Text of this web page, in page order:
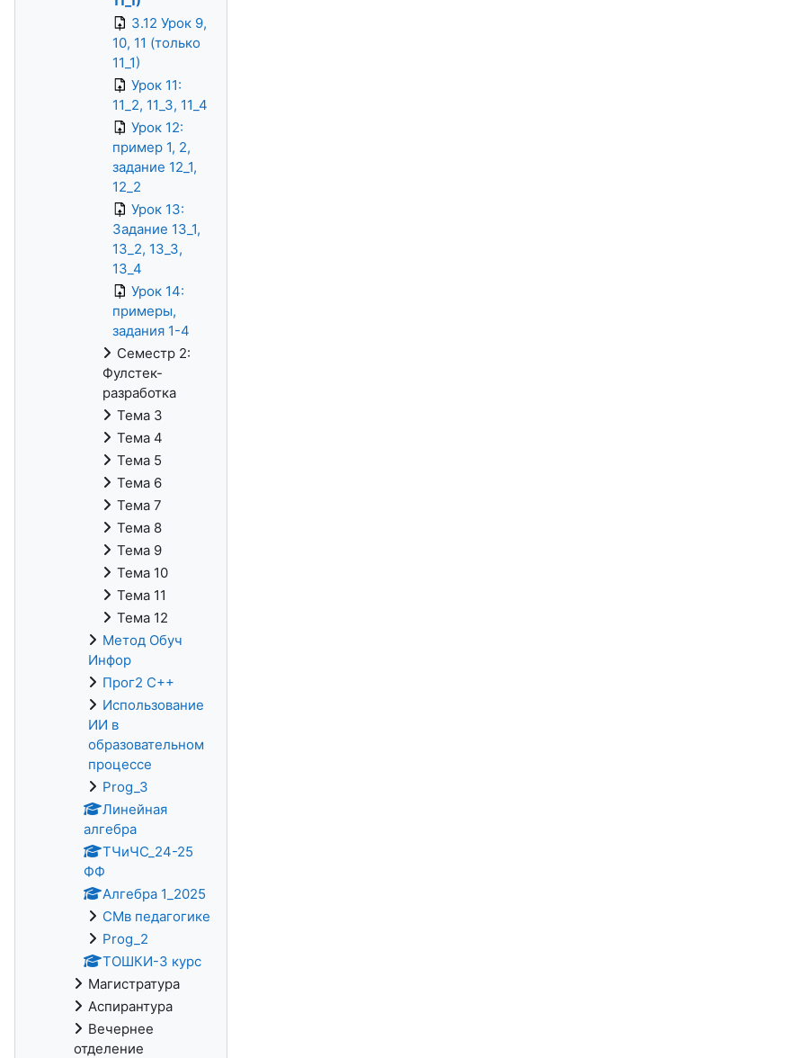
3.12 Урок 9,
10, 11 (только
11_1)
Урок 11:
11_2, 11_3, 11_4
Урок 12:
пример 1, 2,
задание 12_1,
12_2
Урок 13:
Задание 13_1,
13_2, 13_3,
13_4
Урок 14:
примеры,
задания 1-4
Семестр 2:
Фулстек-
разработка
Тема 3
Тема 4
Тема 5
Тема 6
Тема 7
Тема 8
Тема 9
Тема 10
Тема 11
Тема 12
Метод Обуч
Инфор
Прог2 С++
Использование
ИИ в
образовательном
процессе
Prog_3
Линейная
алгебра
ТЧиЧС_24-25
ФФ
Алгебра 1_2025
СМв педагогике
Prog_2
ТОШКИ-3 курс
Магистратура
Аспирантура
Вечернее
отделение